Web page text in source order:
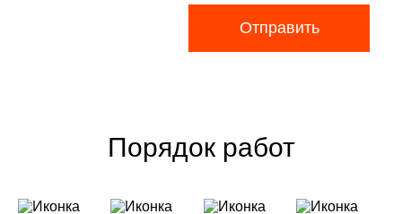
Отправить
Порядок работ